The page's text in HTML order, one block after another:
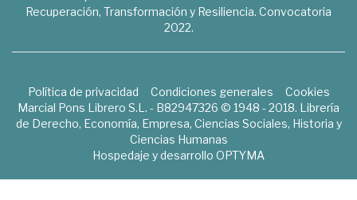
Recuperación, Transformación y Resiliencia. Convocatoria
2022.
Política de privacidad Condiciones generales
Cookies
Marcial Pons Librero S.L. - B82947326 © 1948 - 2018. Librería
de Derecho, Economía, Empresa, Ciencias Sociales, Historia y
Ciencias Humanas
Hospedaje y desarrollo OPTYMA